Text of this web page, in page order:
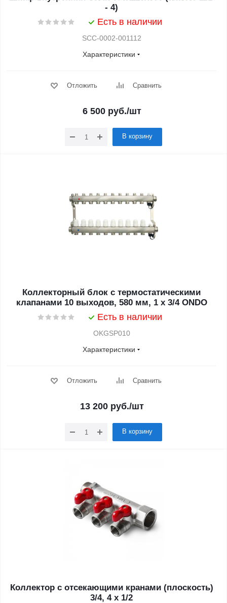
- 4)
Есть в наличии
SCC-0002-001112
Характеристики
Отложить Сравнить
6 500руб./шт
В корзину
Коллекторный блок с термостатическими
клапанами 10 выходов, 580 мм, 1 x 3/4 ONDO
Есть в наличии
OKGSP010
Характеристики
Отложить Сравнить
13 200руб./шт
В корзину
Коллектор с отсекающими кранами (плоскость)
3/4, 4 х 1/2